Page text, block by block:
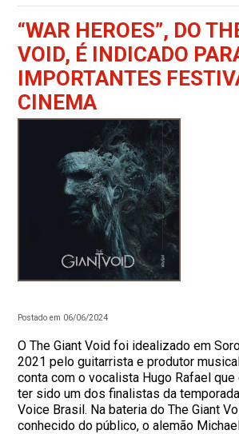
“WAR HEROES”, DO
VOID, É INDICADO
IMPORTANTES
CINEMA
Postado em 06/06/2024
O The Giant Void foi idealizado em
2021 pelo guitarrista e produtor
conta com o vocalista Hugo Rafael
ter sido um dos finalistas da
Voice Brasil. Na bateria do The Giant
conhecido do público, o alemão Michael